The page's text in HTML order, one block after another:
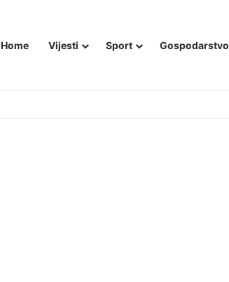
Home Vijesti Sport Gospodarstvo
živom spalili su mu tijelo pred ostalim